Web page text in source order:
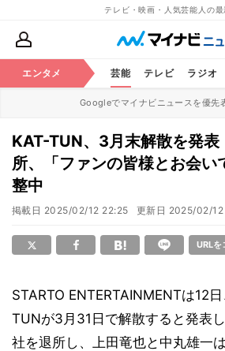
テレビ・映画・人気芸能人の最
エンタメ 芸能 テレビ ラジオ
Googleでマイナビニュースを優先
KAT-TUN、3月末解散を発
所、「ファンの皆様とお会い
整中
掲載日 2025/02/12 22:25 更新日 2025/02/
URLを
STARTO ENTERTAINMENTは12
TUNが3月31日で解散すると発表
社を退所し、上田竜也と中丸雄一